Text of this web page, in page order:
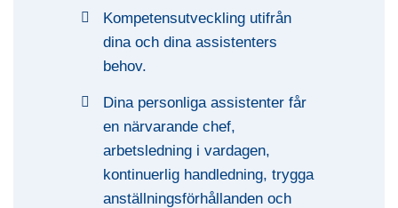
Kompetensutveckling utifrån
dina och dina assistenters
behov.
Dina personliga assistenter får
en närvarande chef,
arbetsledning i vardagen,
kontinuerlig handledning, trygga
anställningsförhållanden och